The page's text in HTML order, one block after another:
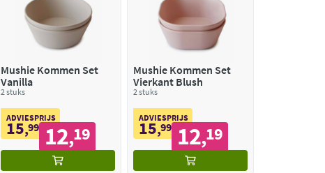
Mushie Kommen Set
Vanilla
2 stuks
ADVIESPRIJS
15,99 12,19
Mushie Kommen Set
Vierkant Blush
2 stuks
ADVIESPRIJS
15,99 12,19